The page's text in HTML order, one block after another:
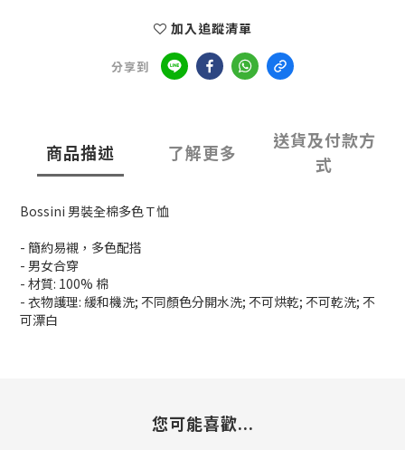
加入追蹤清單
分享到
商品描述 了解更多
送貨及付款方
式
Bossini 男裝全棉多色Ｔ恤
- 簡約易襯，多色配搭
- 男女合穿
- 材質: 100% 棉
- 衣物護理: 緩和機洗; 不同顏色分開水洗; 不可烘乾; 不可乾洗; 不
可漂白
您可能喜歡...